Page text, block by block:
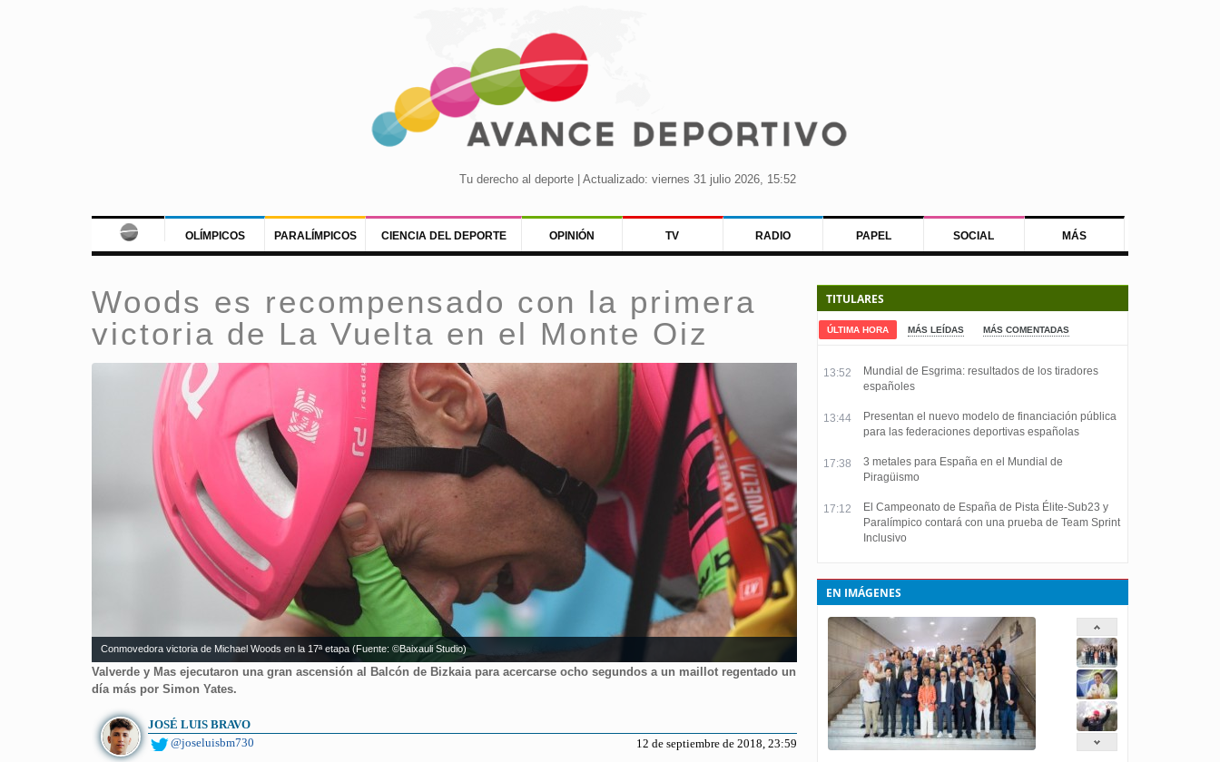
Tu derecho al deporte | Actualizado: viernes 31 julio 2026, 15:52
OLÍMPICOS PARALÍMPICOS CIENCIA DEL DEPORTE OPINIÓN TV RADIO PAPEL SOCIAL MÁS
Woods es recompensado con la primera
victoria de La Vuelta en el Monte Oiz
Conmovedora victoria de Michael Woods en la 17ª etapa (Fuente: ©Baixauli Studio)
Valverde y Mas ejecutaron una gran ascensión al Balcón de Bizkaia para acercarse ocho segundos a un maillot regentado un
día más por Simon Yates.
JOSÉ LUIS BRAVO
@joseluisbm730
12 de septiembre de 2018, 23:59
TITULARES
ÚLTIMA HORA MÁS LEÍDAS MÁS COMENTADAS
13:52
Mundial de Esgrima: resultados de los tiradores
españoles
13:44
Presentan el nuevo modelo de financiación pública
para las federaciones deportivas españolas
17:38
3 metales para España en el Mundial de
Piragüismo
17:12
El Campeonato de España de Pista Élite-Sub23 y
Paralímpico contará con una prueba de Team Sprint
Inclusivo
EN IMÁGENES